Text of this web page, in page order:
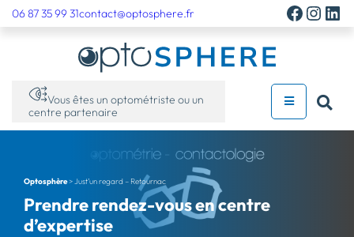
06 87 35 99 31contact@optosphere.fr
Vous êtes un optométriste ou un
centre partenaire
Optosphère> Just’un regard – Retournac
Prendre rendez-vous en centre
d’expertise